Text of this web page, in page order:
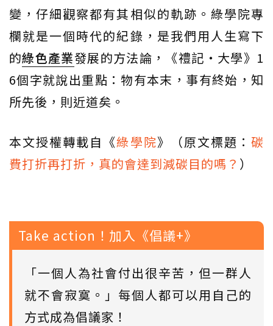
變，仔細觀察都有其相似的軌跡。綠學院專
欄就是一個時代的紀錄，是我們用人生寫下
的綠色產業發展的方法論，《禮記・大學》1
6個字就說出重點：物有本末，事有終始，知
所先後，則近道矣。
本文授權轉載自《綠學院》（原文標題：碳
費打折再打折，真的會達到減碳目的嗎？ ）
Take action！加入《倡議+》
「一個人為社會付出很辛苦，但一群人
就不會寂寞。」每個人都可以用自己的
方式成為倡議家！